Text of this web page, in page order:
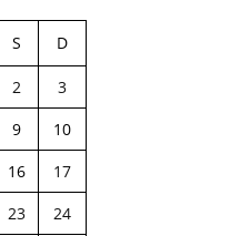
S D
2
3
9
10
16
17
23
24